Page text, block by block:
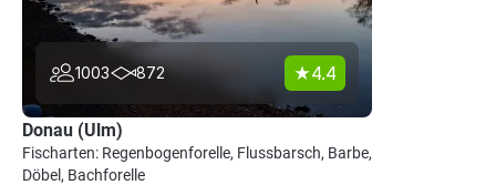
1003 872 4.4
Donau (Ulm)
Fischarten: Regenbogenforelle, Flussbarsch, Barbe,
Döbel, Bachforelle